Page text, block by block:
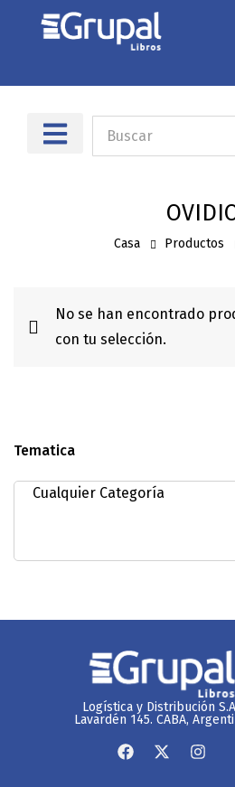
Casa Productos
Tematica
No se han encontrado
con tu selección.
Logística y Distribución
Lavardén 145. CABA,